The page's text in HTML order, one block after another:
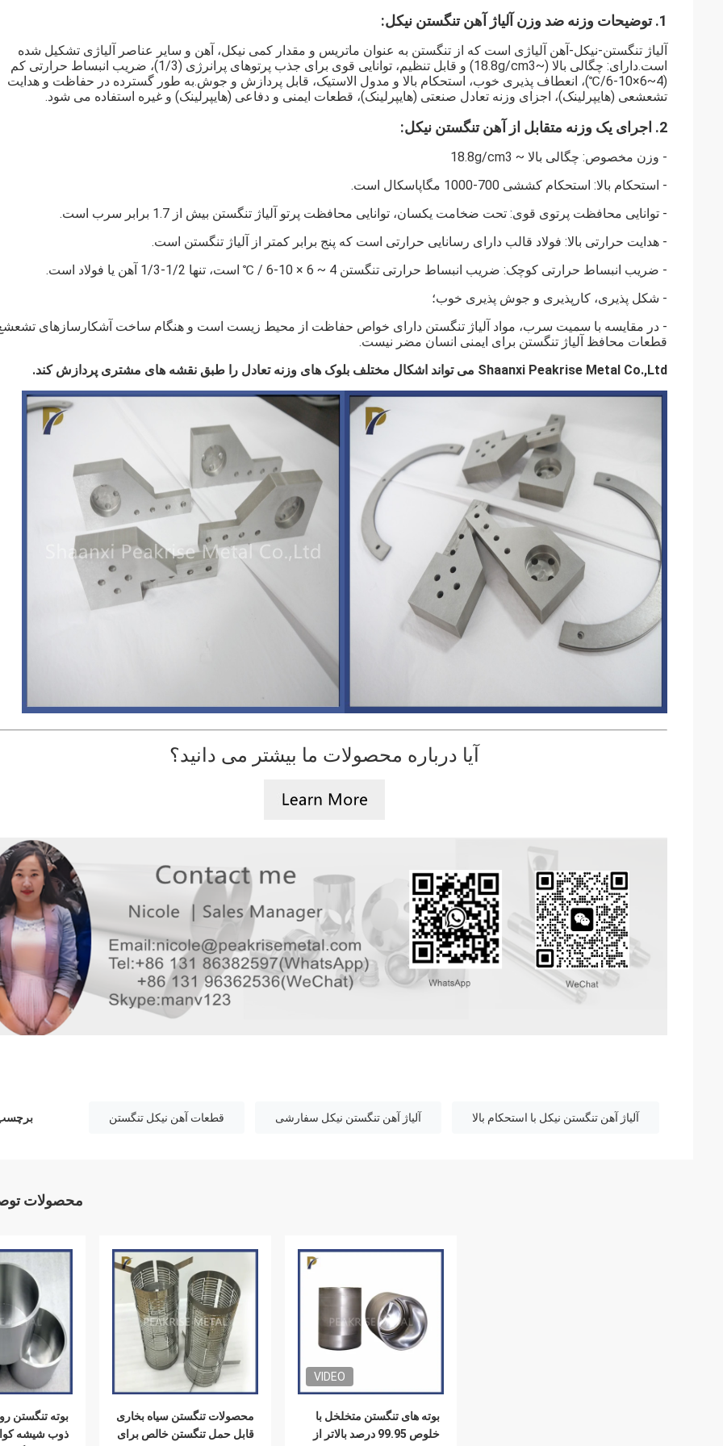
1. توضیحات وزنه ضد وزن آلیاژ آهن تنگستن نیکل:
آلیاژ تنگستن-نیکل-آهن آلیاژی است که از تنگستن به عنوان ماتریس و مقدار کمی نیکل، آهن و سایر عناصر آلیاژی تشکیل شده
است.دارای: چگالی بالا (~18.8g/cm3) و قابل تنظیم، توانایی قوی برای جذب پرتوهای پرانرژی (1/3)، ضریب انبساط حرارتی کم
(4~6×10-6/℃)، انعطاف پذیری خوب، استحکام بالا و مدول الاستیک، قابل پردازش و جوش.به طور گسترده در حفاظت و هدایت
تشعشعی (هایپرلینک)، اجزای وزنه تعادل صنعتی (هایپرلینک)، قطعات ایمنی و دفاعی (هایپرلینک) و غیره استفاده می شود.
2. اجرای یک وزنه متقابل از آهن تنگستن نیکل :
- وزن مخصوص: چگالی بالا ~ 18.8g/cm3
- استحکام بالا: استحکام کششی 700-1000 مگاپاسکال است.
- توانایی محافظت پرتوی قوی: تحت ضخامت یکسان، توانایی محافظت پرتو آلیاژ تنگستن بیش از 1.7 برابر سرب است.
- هدایت حرارتی بالا: فولاد قالب دارای رسانایی حرارتی است که پنج برابر کمتر از آلیاژ تنگستن است.
- ضریب انبساط حرارتی کوچک: ضریب انبساط حرارتی تنگستن 4 ~ 6 × 10-6 / ℃ است، تنها 1/2-1/3 آهن یا فولاد است.
- شکل پذیری، کارپذیری و جوش پذیری خوب؛
- در مقایسه با سمیت سرب، مواد آلیاژ تنگستن دارای خواص حفاظت از محیط زیست است و هنگام ساخت آشکارسازهای
قطعات محافظ آلیاژ تنگستن برای ایمنی انسان مضر نیست.
Shaanxi Peakrise Metal Co.,Ltd می تواند اشکال مختلف بلوک های وزنه تعادل را طبق نقشه های مشتری پردازش کند.
آیا درباره محصولات ما بیشتر می دانید؟
آلیاژ آهن تنگستن نیکل با استحکام بالا آلیاژ آهن تنگستن نیکل سفارشی قطعات آهن نیکل تنگستن
محصولات
بوته تنگستن
ذوب شیشه
محصولات تنگستن سیاه بخاری
قابل حمل تنگستن خالص برای
VIDEO
بوته های تنگستن متخلخل با
خلوص 99.95 درصد بالاتر از